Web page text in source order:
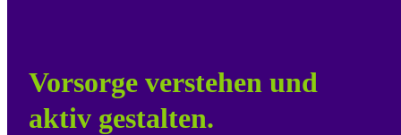
Vorsorge verstehen und
aktiv gestalten.